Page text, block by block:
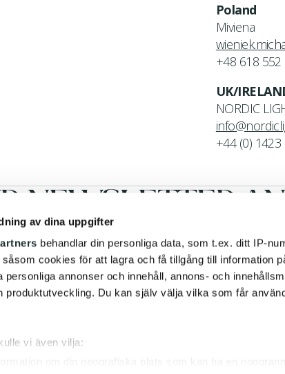
av dina uppgifter
behandlar din personliga data, som t.ex. ditt IP-
cookies för att lagra och få tillgång till information
personliga annonser och innehåll, annons- och
produktutveckling. Du kan själv välja vilka som får
vi även vilja:
Poland
Miviena
+48 618 552
UK/
NORDIC
+44 (0)
NEWSLETTER
privacy policy.